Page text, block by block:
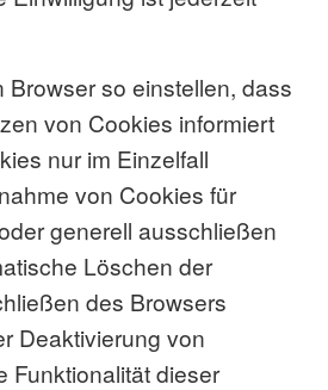
Browser so einstellen, dass
von Cookies informiert
nur im Einzelfall
von Cookies für
generell ausschließen
Löschen der
des Browsers
Deaktivierung von
Funktionalität dieser